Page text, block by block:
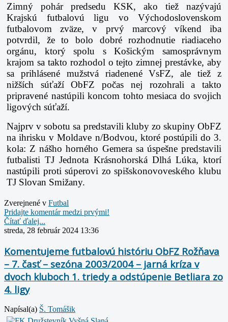
Zimný pohár predsedu KSK, ako tiež nazývajú
Krajskú futbalovú ligu vo Východoslovenskom
futbalovom zväze, v prvý marcový víkend iba
potvrdil, že to bolo dobré rozhodnutie riadiaceho
orgánu, ktorý spolu s Košickým samosprávnym
krajom sa takto rozhodol o tejto zimnej prestávke, aby
sa prihlásené mužstvá riadenené VsFZ, ale tiež z
nižších súťaží ObFZ počas nej rozohrali a takto
pripravené nastúpili koncom tohto mesiaca do svojich
ligových súťaží.
Najprv v sobotu sa predstavili kluby zo skupiny ObFZ
na ihrisku v Moldave n/Bodvou, ktoré postúpili do 3.
kola: Z nášho horného Gemera sa úspešne predstavili
futbalisti TJ Jednota Krásnohorská Dlhá Lúka, ktorí
nastúpili proti súperovi zo spišskonovoveského klubu
TJ Slovan Smižany.
Zverejnené v Futbal
Pridajte komentár medzi prvými!
Čítať ďalej...
streda, 28 február 2024 13:36
Komentujeme futbalovú históriu ObFZ Rožňava
– 7. časť – sezóna 2003/2004 – jarná kríza v
dvoch kluboch 1. triedy a odstúpenie Betliara zo
4. ligy
Napísal(a) Š. Tomášik